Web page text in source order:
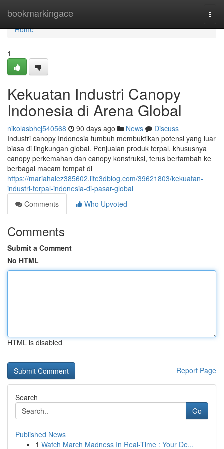
bookmarkingace
Home
Home
1
Kekuatan Industri Canopy
Indonesia di Arena Global
nikolasbhcj540568 90 days ago News
Discuss
Industri canopy Indonesia tumbuh membuktikan potensi yang luar
biasa di lingkungan global. Penjualan produk terpal, khususnya
canopy perkemahan dan canopy konstruksi, terus bertambah ke
berbagai macam tempat di
https://mariahalez385602.life3dblog.com/39621803/kekuatan-
industri-terpal-indonesia-di-pasar-global
Comments
Who Upvoted
Comments
Submit a Comment
No HTML
HTML is disabled
Report Page
Search
Go
Published News
1 Watch March Madness In Real-Time : Your De...